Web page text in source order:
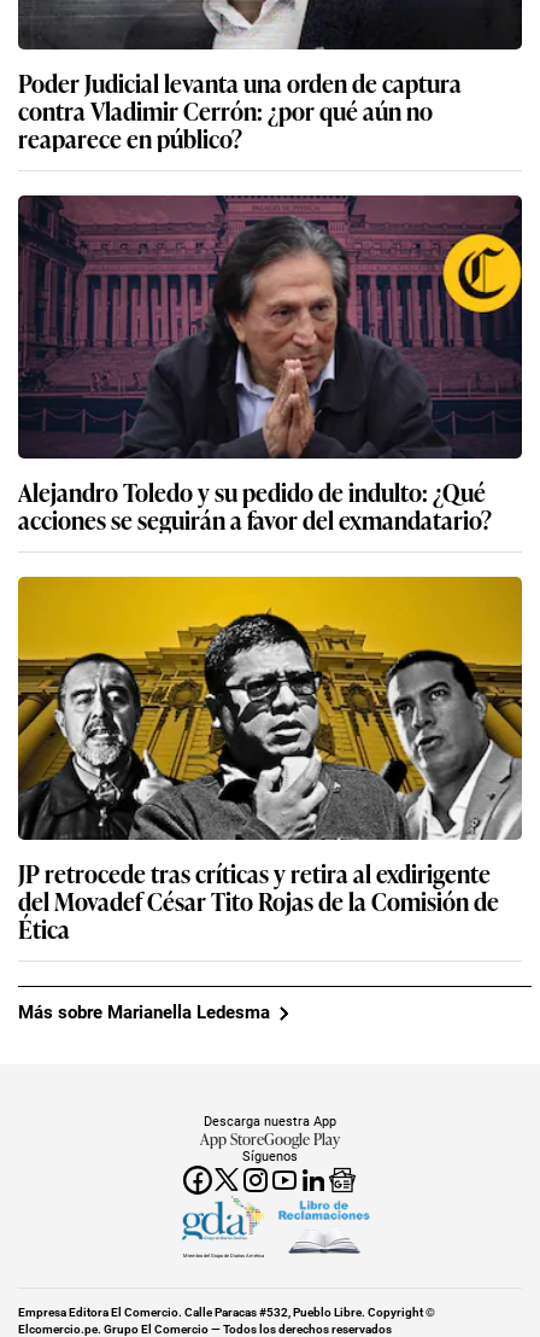
Poder Judicial levanta una orden de captura
contra Vladimir Cerrón: ¿por qué aún no
reaparece en público?
Alejandro Toledo y su pedido de indulto: ¿Qué
acciones se seguirán a favor del exmandatario?
JP retrocede tras críticas y retira al exdirigente
del Movadef César Tito Rojas de la Comisión de
Ética
Más sobre Marianella Ledesma
Síguenos
Descarga nuestra App
App StoreGoogle Play
Miembro del Grupo de Diarios América
Empresa Editora El Comercio. Calle Paracas #532, Pueblo Libre. Copyright ©
Elcomercio.pe. Grupo El Comercio — Todos los derechos reservados